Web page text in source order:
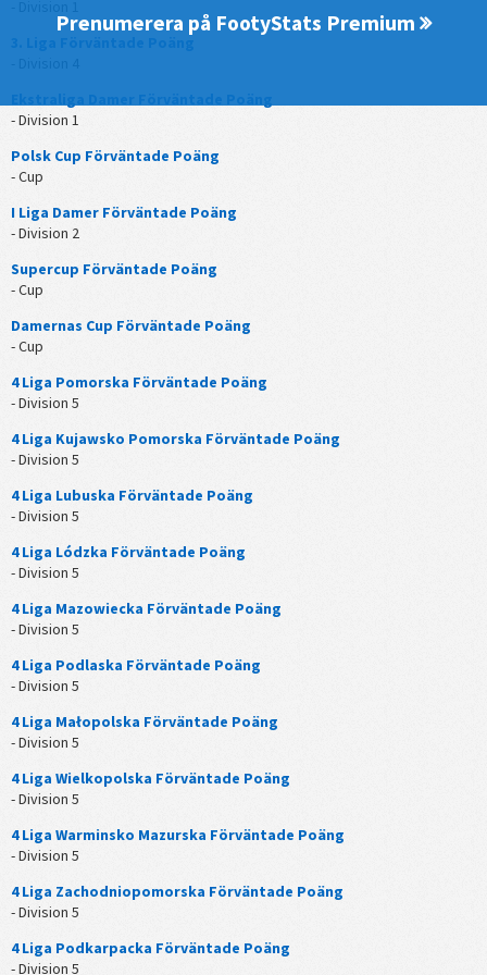
Prenumerera på FootyStats Premium
3. Liga Förväntade Poäng
Ekstraliga Damer Förväntade Poäng
- Division 1
Polsk Cup Förväntade Poäng
- Cup
I Liga Damer Förväntade Poäng
- Division 2
Supercup Förväntade Poäng
- Cup
Damernas Cup Förväntade Poäng
- Cup
4 Liga Pomorska Förväntade Poäng
- Division 5
4 Liga Kujawsko Pomorska Förväntade Poäng
- Division 5
4 Liga Lubuska Förväntade Poäng
- Division 5
4 Liga Lódzka Förväntade Poäng
- Division 5
4 Liga Mazowiecka Förväntade Poäng
- Division 5
4 Liga Podlaska Förväntade Poäng
- Division 5
4 Liga Małopolska Förväntade Poäng
- Division 5
4 Liga Wielkopolska Förväntade Poäng
- Division 5
4 Liga Warminsko Mazurska Förväntade Poäng
- Division 5
4 Liga Zachodniopomorska Förväntade Poäng
- Division 5
4 Liga Podkarpacka Förväntade Poäng
- Division 5